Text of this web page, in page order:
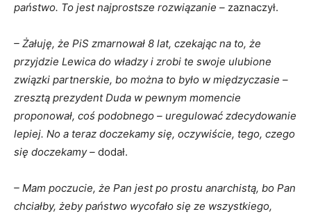
państwo. To jest najprostsze rozwiązanie – zaznaczył.
– Żałuję, że PiS zmarnował 8 lat, czekając na to, że
przyjdzie Lewica do władzy i zrobi te swoje ulubione
związki partnerskie, bo można to było w międzyczasie –
zresztą prezydent Duda w pewnym momencie
proponował, coś podobnego – uregulować zdecydowanie
lepiej. No a teraz doczekamy się, oczywiście, tego, czego
się doczekamy – dodał.
– Mam poczucie, że Pan jest po prostu anarchistą, bo Pan
chciałby, żeby państwo wycofało się ze wszystkiego,